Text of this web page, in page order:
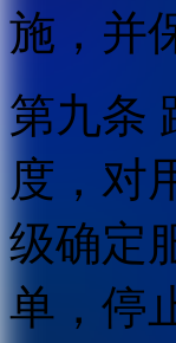
施，并
第九条
度，对
级确定
单，停